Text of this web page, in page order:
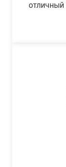
отличный